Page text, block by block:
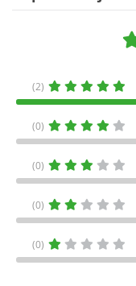
(2)
(0)
(0)
(0)
(0)